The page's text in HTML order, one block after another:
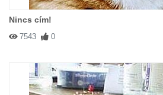
Nincs cím!
7543 0